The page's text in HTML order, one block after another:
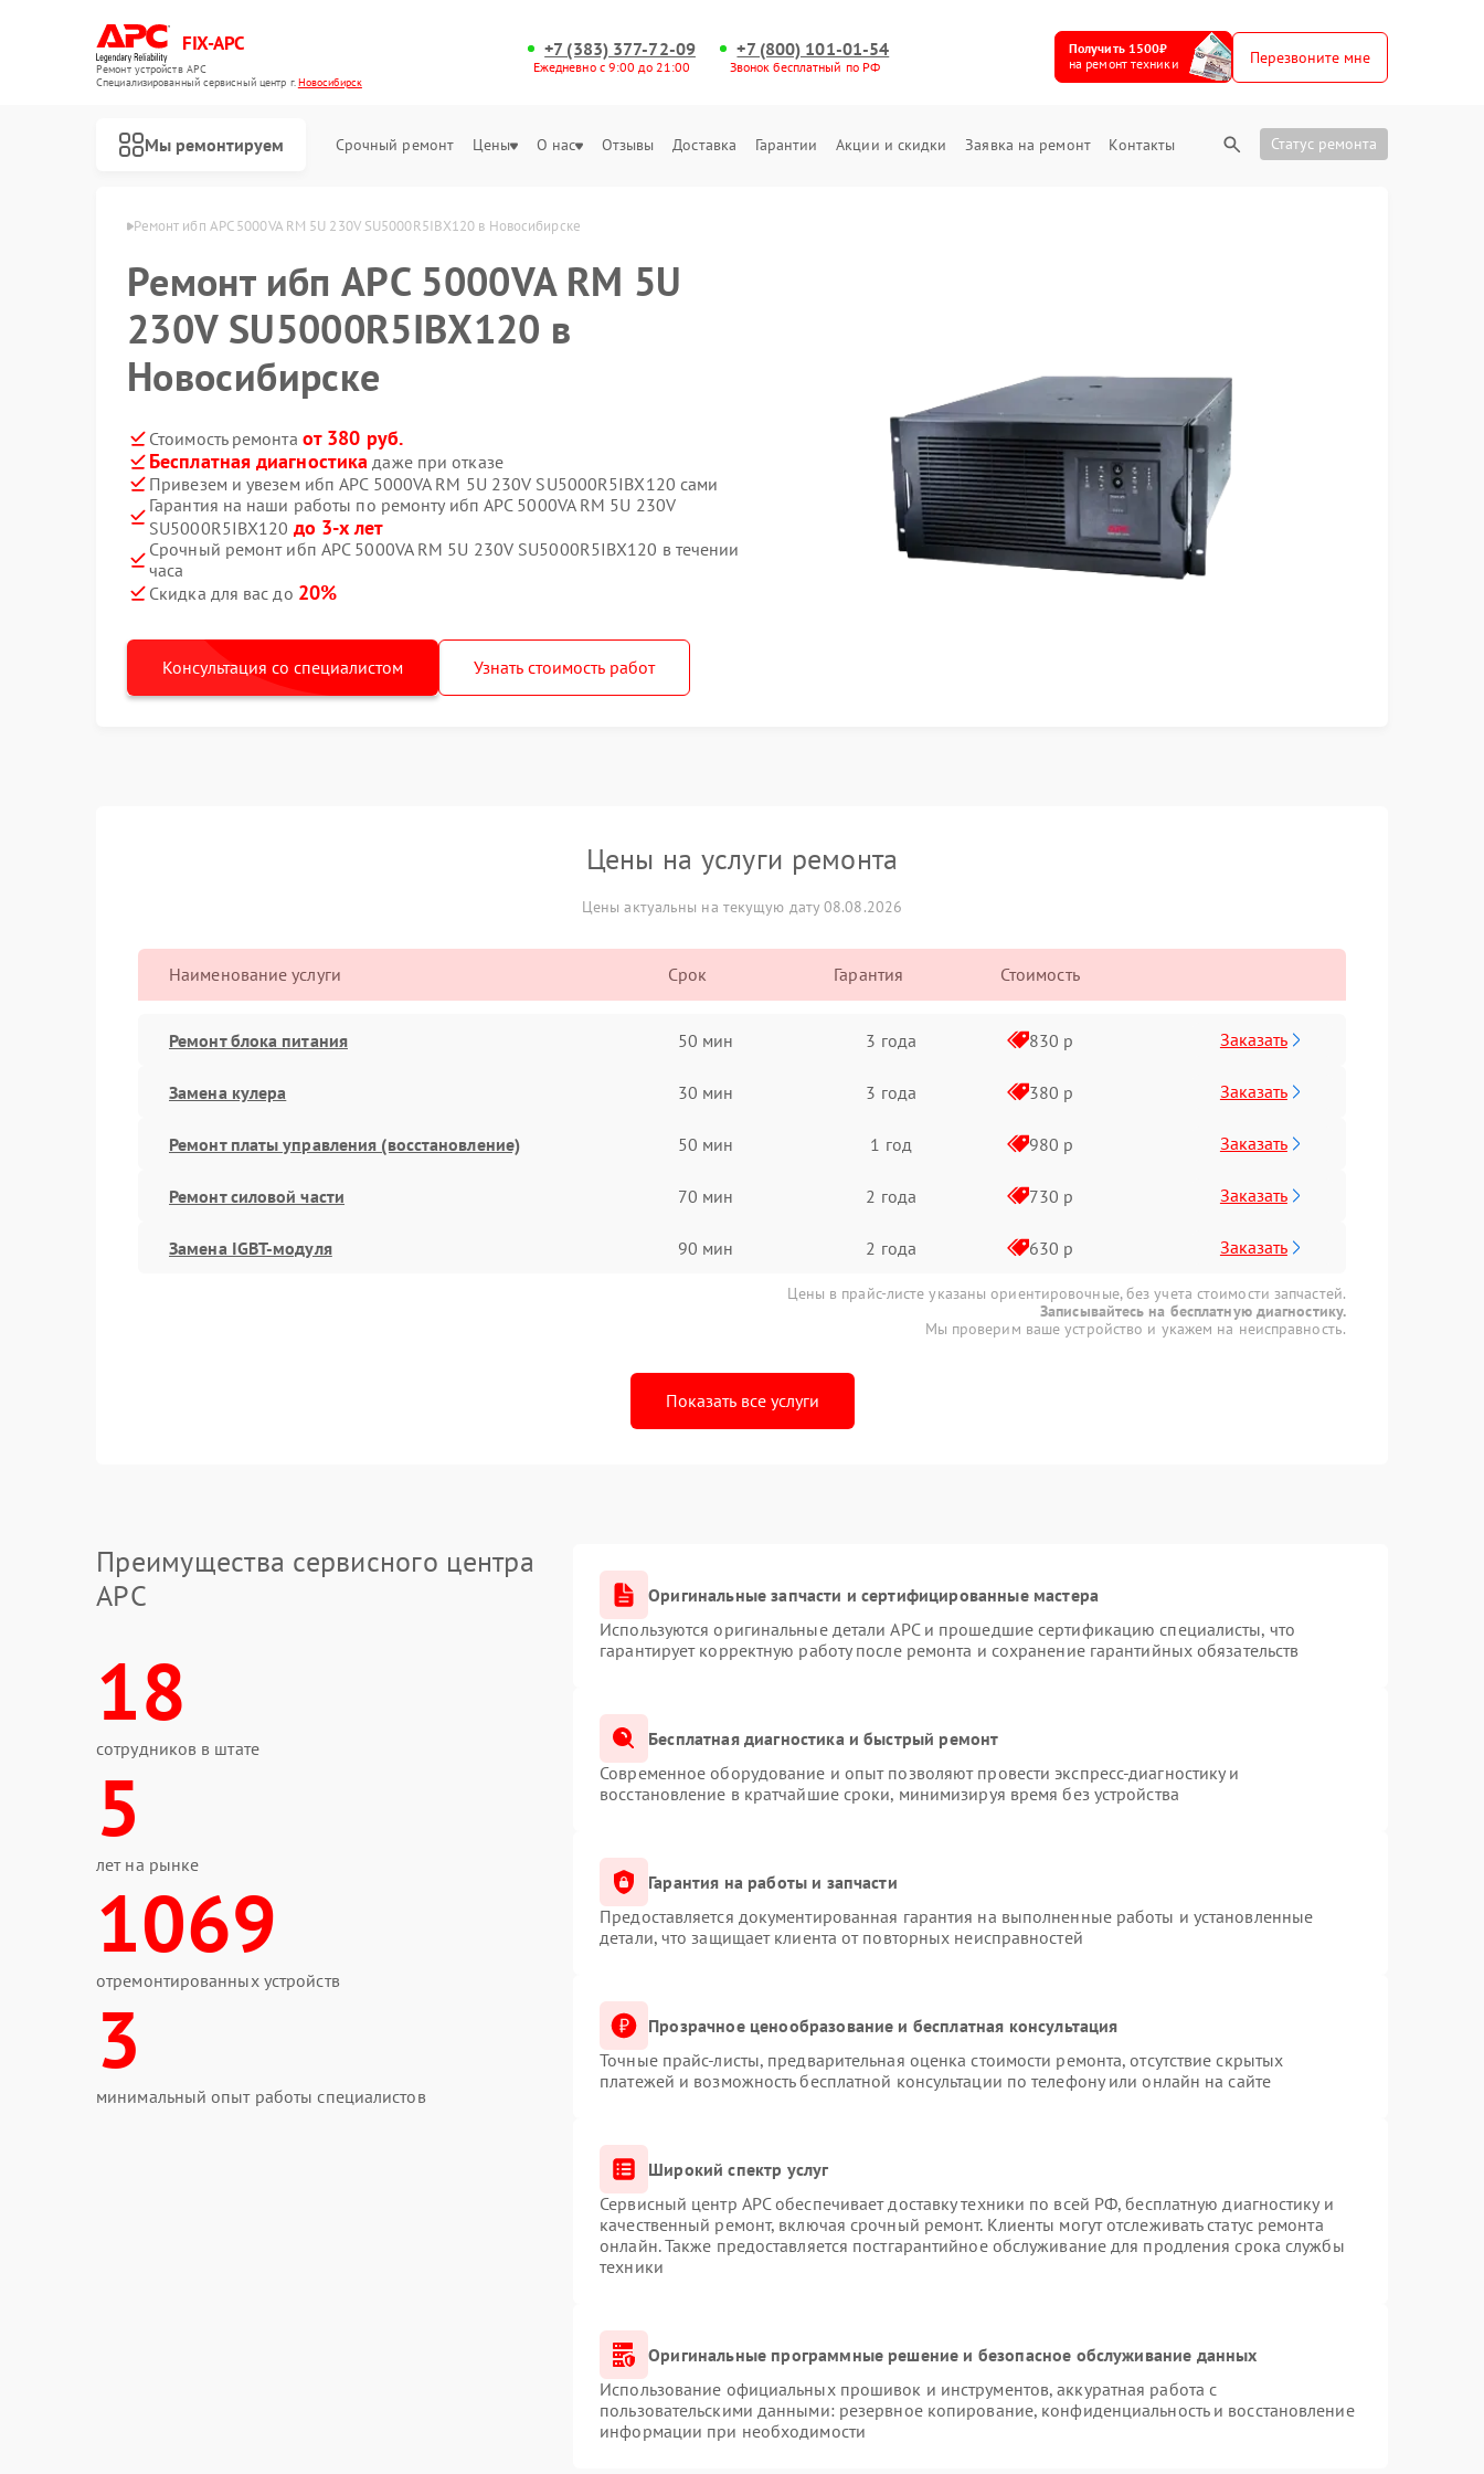
FIX-APC
Ремонт устройств APC
Специализированный cервисный центр г.Новосибирск
+7 (383) 377-72-09
Ежедневно с 9:00 до 21:00
+7 (800) 101-01-54
Звонок бесплатный по РФ
Получить 1500₽
на ремонт техники
Перезвоните мне
Мы ремонтируем Срочный ремонт Цены О нас Отзывы Доставка Гарантии Акции и скидки Заявка на ремонт Контакты Статус ремонта
Ремонт ибп APC 5000VA RM 5U 230V SU5000R5IBX120 в Новосибирске
Ремонт ибп APC 5000VA RM 5U
230V SU5000R5IBX120 в
Новосибирске
Стоимость ремонта от 380 руб.
Бесплатная диагностика даже при отказе
Привезем и увезем ибп APC 5000VA RM 5U 230V SU5000R5IBX120 сами
Гарантия на наши работы по ремонту ибп APC 5000VA RM 5U 230V
SU5000R5IBX120 до 3-х лет
Срочный ремонт ибп APC 5000VA RM 5U 230V SU5000R5IBX120 в течении
часа
Скидка для вас до 20%
Консультация со специалистом Узнать стоимость работ
Цены на услуги ремонта
Цены актуальны на текущую дату 08.08.2026
Наименование услуги Срок Гарантия Стоимость
Ремонт блока питания 50 мин 3 года 830 р Заказать
Замена кулера 30 мин 3 года 380 р Заказать
Ремонт платы управления (восстановление) 50 мин 1 год 980 р Заказать
Ремонт силовой части 70 мин 2 года 730 р Заказать
Замена IGBT-модуля 90 мин 2 года 630 р Заказать
Цены в прайс-листе указаны ориентировочные, без учета стоимости запчастей.
Записывайтесь на бесплатную диагностику.
Мы проверим ваше устройство и укажем на неисправность.
Показать все услуги
Преимущества сервисного центра
APC
18
сотрудников в штате
5
лет на рынке
1069
отремонтированных устройств
3
минимальный опыт работы специалистов
Оригинальные запчасти и сертифицированные мастера
Используются оригинальные детали APC и прошедшие сертификацию специалисты, что
гарантирует корректную работу после ремонта и сохранение гарантийных обязательств
Бесплатная диагностика и быстрый ремонт
Современное оборудование и опыт позволяют провести экспресс-диагностику и
восстановление в кратчайшие сроки, минимизируя время без устройства
Гарантия на работы и запчасти
Предоставляется документированная гарантия на выполненные работы и установленные
детали, что защищает клиента от повторных неисправностей
Прозрачное ценообразование и бесплатная консультация
Точные прайс-листы, предварительная оценка стоимости ремонта, отсутствие скрытых
платежей и возможность бесплатной консультации по телефону или онлайн на сайте
Широкий спектр услуг
Сервисный центр APC обеспечивает доставку техники по всей РФ, бесплатную диагностику и
качественный ремонт, включая срочный ремонт. Клиенты могут отслеживать статус ремонта
онлайн. Также предоставляется постгарантийное обслуживание для продления срока службы
техники
Оригинальные программные решение и безопасное обслуживание данных
Использование официальных прошивок и инструментов, аккуратная работа с
пользовательскими данными: резервное копирование, конфиденциальность и восстановление
информации при необходимости